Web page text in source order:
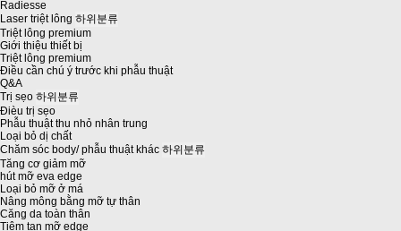
Radiesse
Laser triệt lông 하위분류
Triệt lông premium
Giới thiệu thiết bị
Triệt lông premium
Điều cần chú ý trước khi phẫu thuật
Q&A
Trị sẹo 하위분류
Đièu trị sẹo
Phẫu thuật thu nhỏ nhân trung
Loại bỏ dị chất
Chăm sóc body/ phẫu thuật khác 하위분류
Tăng cơ giảm mỡ
hút mỡ eva edge
Loại bỏ mỡ ở má
Nâng mông bằng mỡ tự thân
Căng da toàn thân
Tiêm tan mỡ edge